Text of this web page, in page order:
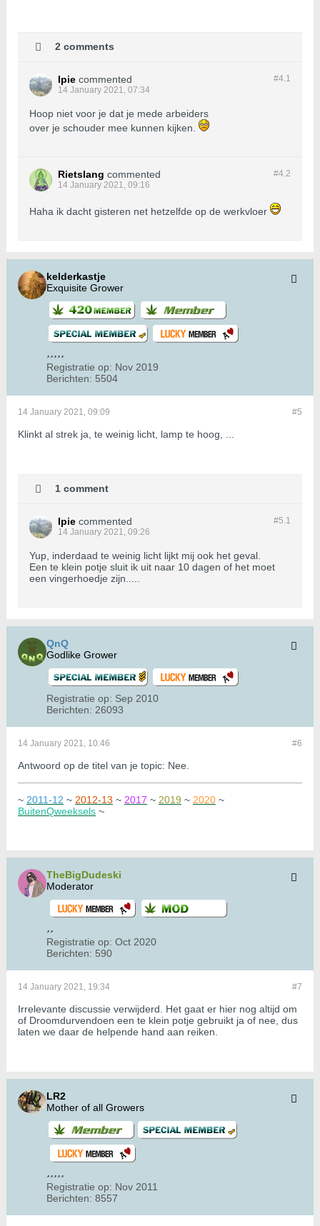
2 comments
#4.1
Ipie commented
14 January 2021, 07:34
Hoop niet voor je dat je mede arbeiders
over je schouder mee kunnen kijken.
#4.2
Rietslang commented
14 January 2021, 09:16
Haha ik dacht gisteren net hetzelfde op de werkvloer
kelderkastje
Exquisite Grower
Registratie op: Nov 2019
Berichten: 5504
#5
14 January 2021, 09:09
Klinkt al strek ja, te weinig licht, lamp te hoog, ...
1 comment
#5.1
Ipie commented
14 January 2021, 09:26
Yup, inderdaad te weinig licht lijkt mij ook het geval.
Een te klein potje sluit ik uit naar 10 dagen of het moet
een vingerhoedje zijn.....
QnQ
Godlike Grower
Registratie op: Sep 2010
Berichten: 26093
#6
14 January 2021, 10:46
Antwoord op de titel van je topic: Nee.
~ 2011-12 ~ 2012-13 ~ 2017 ~ 2019 ~ 2020 ~
BuitenQweeksels ~
TheBigDudeski
Moderator
Registratie op: Oct 2020
Berichten: 590
#7
14 January 2021, 19:34
Irrelevante discussie verwijderd. Het gaat er hier nog altijd om
of Droomdurvendoen een te klein potje gebruikt ja of nee, dus
laten we daar de helpende hand aan reiken.
LR2
Mother of all Growers
Registratie op: Nov 2011
Berichten: 8557